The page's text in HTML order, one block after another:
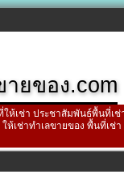
ายของ.com
ห้เช่า ประชาสัมพันธ์พื้นที่เ
ห้เช่าทำเลขายของ พื้นที่เช่